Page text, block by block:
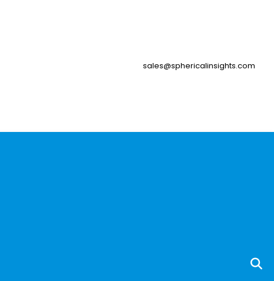
sales@sphericalinsights.com